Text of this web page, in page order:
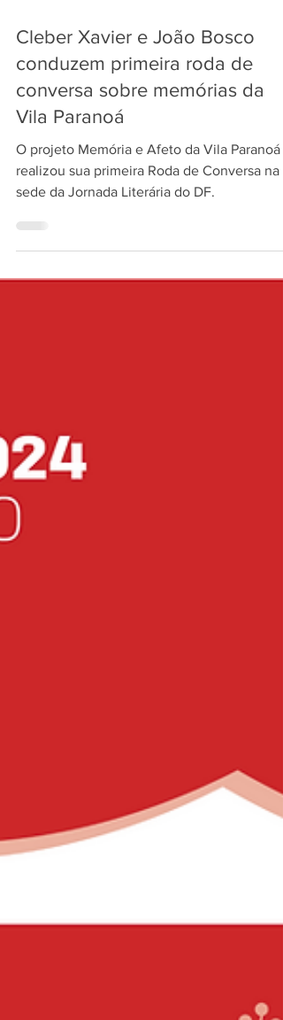
18 de fev. de 2025
Cleber Xavier e João Bosco
conduzem primeira roda de
conversa sobre memórias da
Vila Paranoá
O projeto Memória e Afeto da Vila Paranoá
realizou sua primeira Roda de Conversa na